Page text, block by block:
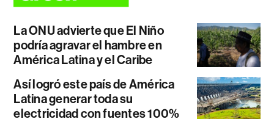
La ONU advierte que El Niño
podría agravar el hambre en
América Latina y el Caribe
Así logró este país de América
Latina generar toda su
electricidad con fuentes 100%